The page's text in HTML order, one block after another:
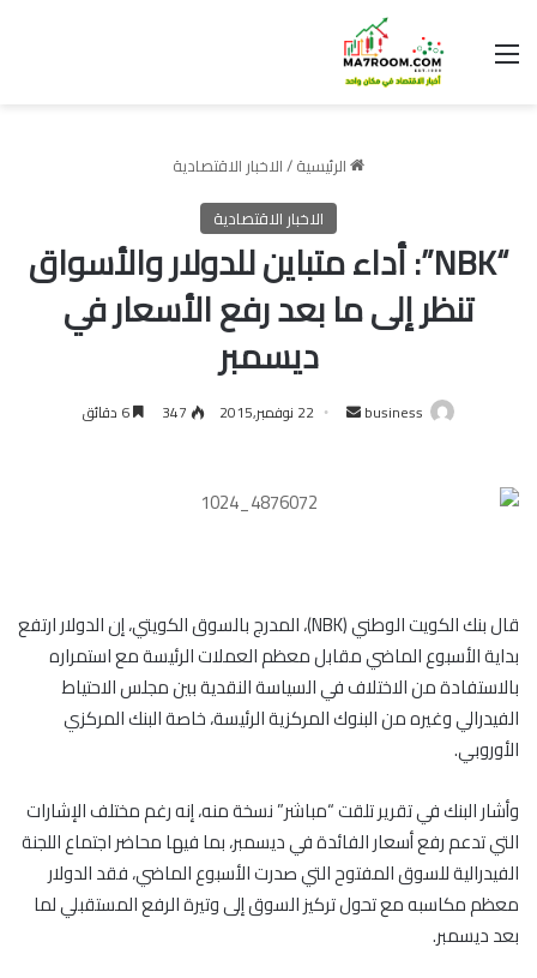
القائمة
الرئيسية/الاخبار الاقتصادية
الاخبار الاقتصادية
“NBK”: أداء متباين للدولار والأسواق
تنظر إلى ما بعد رفع الأسعار في
ديسمبر
business
أرسل 22 نوفمبر,2015 347
قال بنك الكويت الوطني (NBK)، المدرج بالسوق الكويتي، إن الدولار ارتفع
بداية الأسبوع الماضي مقابل معظم العملات الرئيسة مع استمراره
بالاستفادة من الاختلاف في السياسة النقدية بين مجلس الاحتياط
الفيدرالي وغيره من البنوك المركزية الرئيسة، خاصة البنك المركزي
الأوروبي.
وأشار البنك في تقرير تلقت “مباشر” نسخة منه، إنه رغم مختلف الإشارات
التي تدعم رفع أسعار الفائدة في ديسمبر، بما فيها محاضر اجتماع اللجنة
الفيدرالية للسوق المفتوح التي صدرت الأسبوع الماضي، فقد الدولار
معظم مكاسبه مع تحول تركيز السوق إلى وتيرة الرفع المستقبلي لما
بعد ديسمبر.